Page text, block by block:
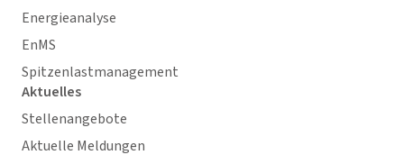
Energieanalyse
EnMS
Spitzenlastmanagement
Aktuelles
Stellenangebote
Aktuelle Meldungen